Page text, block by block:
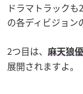
ドラマトラック
の各ディビジョン
2つ目は、 麻天狼
展開されますよ。